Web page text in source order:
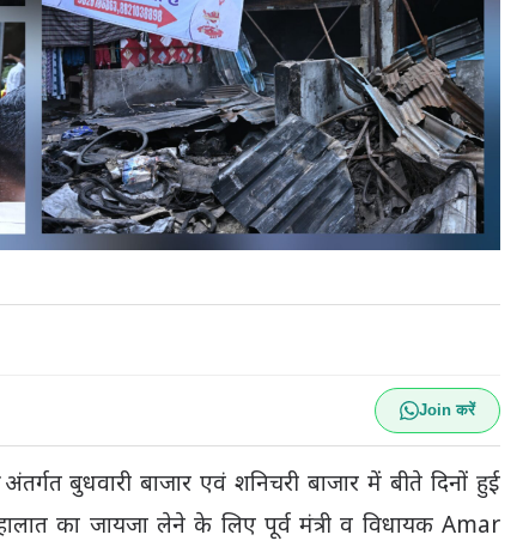
Join करें
बुधवारी बाजार एवं शनिचरी बाजार में बीते दिनों हुई
का जायजा लेने के लिए पूर्व मंत्री व विधायक Amar